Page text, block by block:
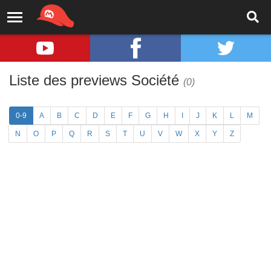
Liste des previews Société (0)
0-9 A B C D E F G H J K L M
N O P Q R S T U V W X Y Z